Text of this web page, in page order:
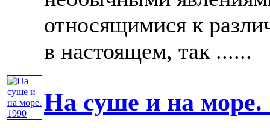
относящимися к
в настоящем, так ......
На суше и на море.